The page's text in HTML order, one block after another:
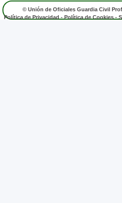
© Unión de Oficiales Guardia Civil
Política de Privacidad - Política de Cookies -